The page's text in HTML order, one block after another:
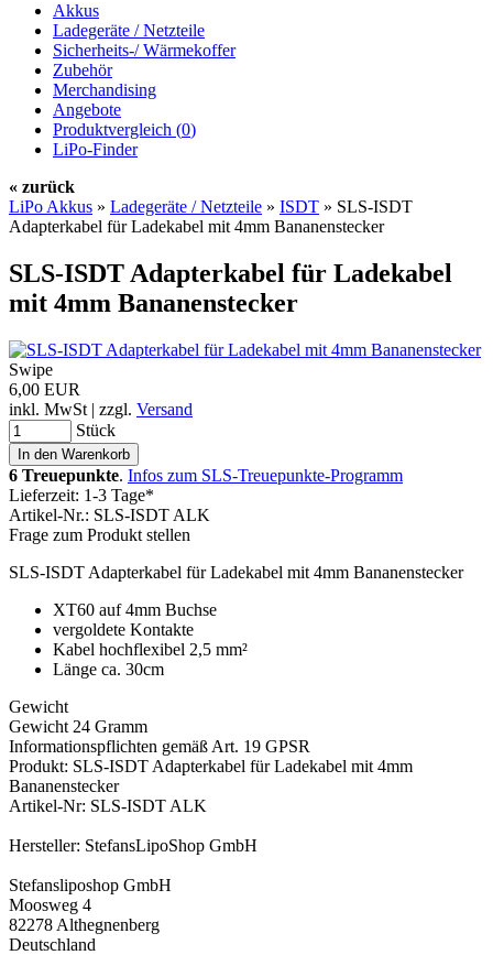
Akkus
Ladegeräte / Netzteile
Sicherheits-/ Wärmekoffer
Zubehör
Merchandising
Angebote
Produktvergleich (0)
LiPo-Finder
« zurück
LiPo Akkus » Ladegeräte / Netzteile » ISDT » SLS-ISDT
Adapterkabel für Ladekabel mit 4mm Bananenstecker
SLS-ISDT Adapterkabel für Ladekabel
mit 4mm Bananenstecker
Swipe
6,00 EUR
inkl. MwSt | zzgl. Versand
Stück
6 Treuepunkte. Infos zum SLS-Treuepunkte-Programm
Lieferzeit: 1-3 Tage*
Artikel-Nr.: SLS-ISDT ALK
Frage zum Produkt stellen
SLS-ISDT Adapterkabel für Ladekabel mit 4mm Bananenstecker
XT60 auf 4mm Buchse
vergoldete Kontakte
Kabel hochflexibel 2,5 mm²
Länge ca. 30cm
Gewicht
Gewicht 24 Gramm
Informationspflichten gemäß Art. 19 GPSR
Produkt: SLS-ISDT Adapterkabel für Ladekabel mit 4mm
Bananenstecker
Artikel-Nr: SLS-ISDT ALK
Hersteller: StefansLipoShop GmbH
Stefansliposhop GmbH
Moosweg 4
82278 Althegnenberg
Deutschland